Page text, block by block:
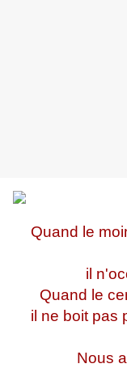
Quand le
il
Quand le
il ne boit pas
Nous